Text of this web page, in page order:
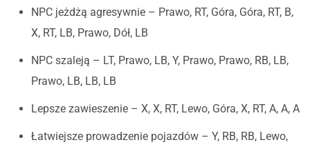
NPC jeżdżą agresywnie – Prawo, RT, Góra, Góra, RT, B,
X, RT, LB, Prawo, Dół, LB
NPC szaleją – LT, Prawo, LB, Y, Prawo, Prawo, RB, LB,
Prawo, LB, LB, LB
Lepsze zawieszenie – X, X, RT, Lewo, Góra, X, RT, A, A, A
Łatwiejsze prowadzenie pojazdów – Y, RB, RB, Lewo,